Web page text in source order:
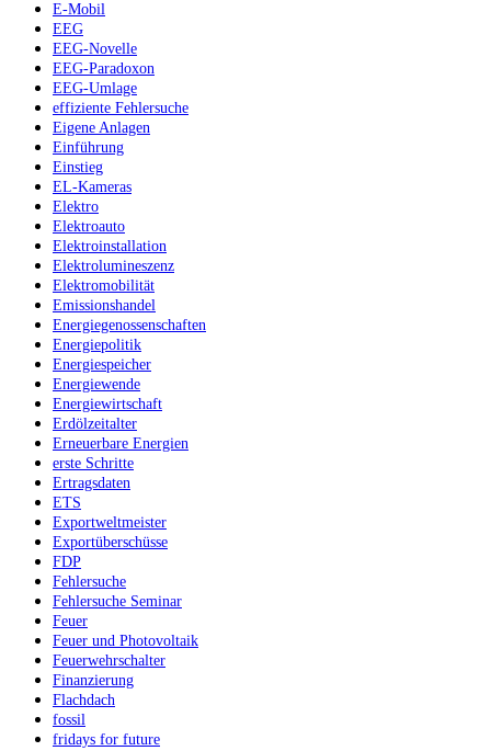
E-Mobil
EEG
EEG-Novelle
EEG-Paradoxon
EEG-Umlage
effiziente Fehlersuche
Eigene Anlagen
Einführung
Einstieg
EL-Kameras
Elektro
Elektroauto
Elektroinstallation
Elektrolumineszenz
Elektromobilität
Emissionshandel
Energiegenossenschaften
Energiepolitik
Energiespeicher
Energiewende
Energiewirtschaft
Erdölzeitalter
Erneuerbare Energien
erste Schritte
Ertragsdaten
ETS
Exportweltmeister
Exportüberschüsse
FDP
Fehlersuche
Fehlersuche Seminar
Feuer
Feuer und Photovoltaik
Feuerwehrschalter
Finanzierung
Flachdach
fossil
fridays for future